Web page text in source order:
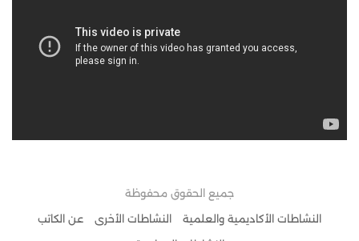
جميع الحقوق محفوظة
النشاطات الأكاديمية والعلمية
النشاطات الأخرى
عن الكاتب